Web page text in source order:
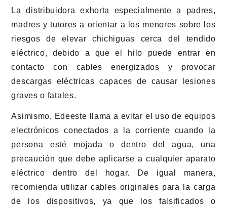
La distribuidora exhorta especialmente a padres,
madres y tutores a orientar a los menores sobre los
riesgos de elevar chichiguas cerca del tendido
eléctrico, debido a que el hilo puede entrar en
contacto con cables energizados y provocar
descargas eléctricas capaces de causar lesiones
graves o fatales.
Asimismo, Edeeste llama a evitar el uso de equipos
electrónicos conectados a la corriente cuando la
persona esté mojada o dentro del agua, una
precaución que debe aplicarse a cualquier aparato
eléctrico dentro del hogar. De igual manera,
recomienda utilizar cables originales para la carga
de los dispositivos, ya que los falsificados o